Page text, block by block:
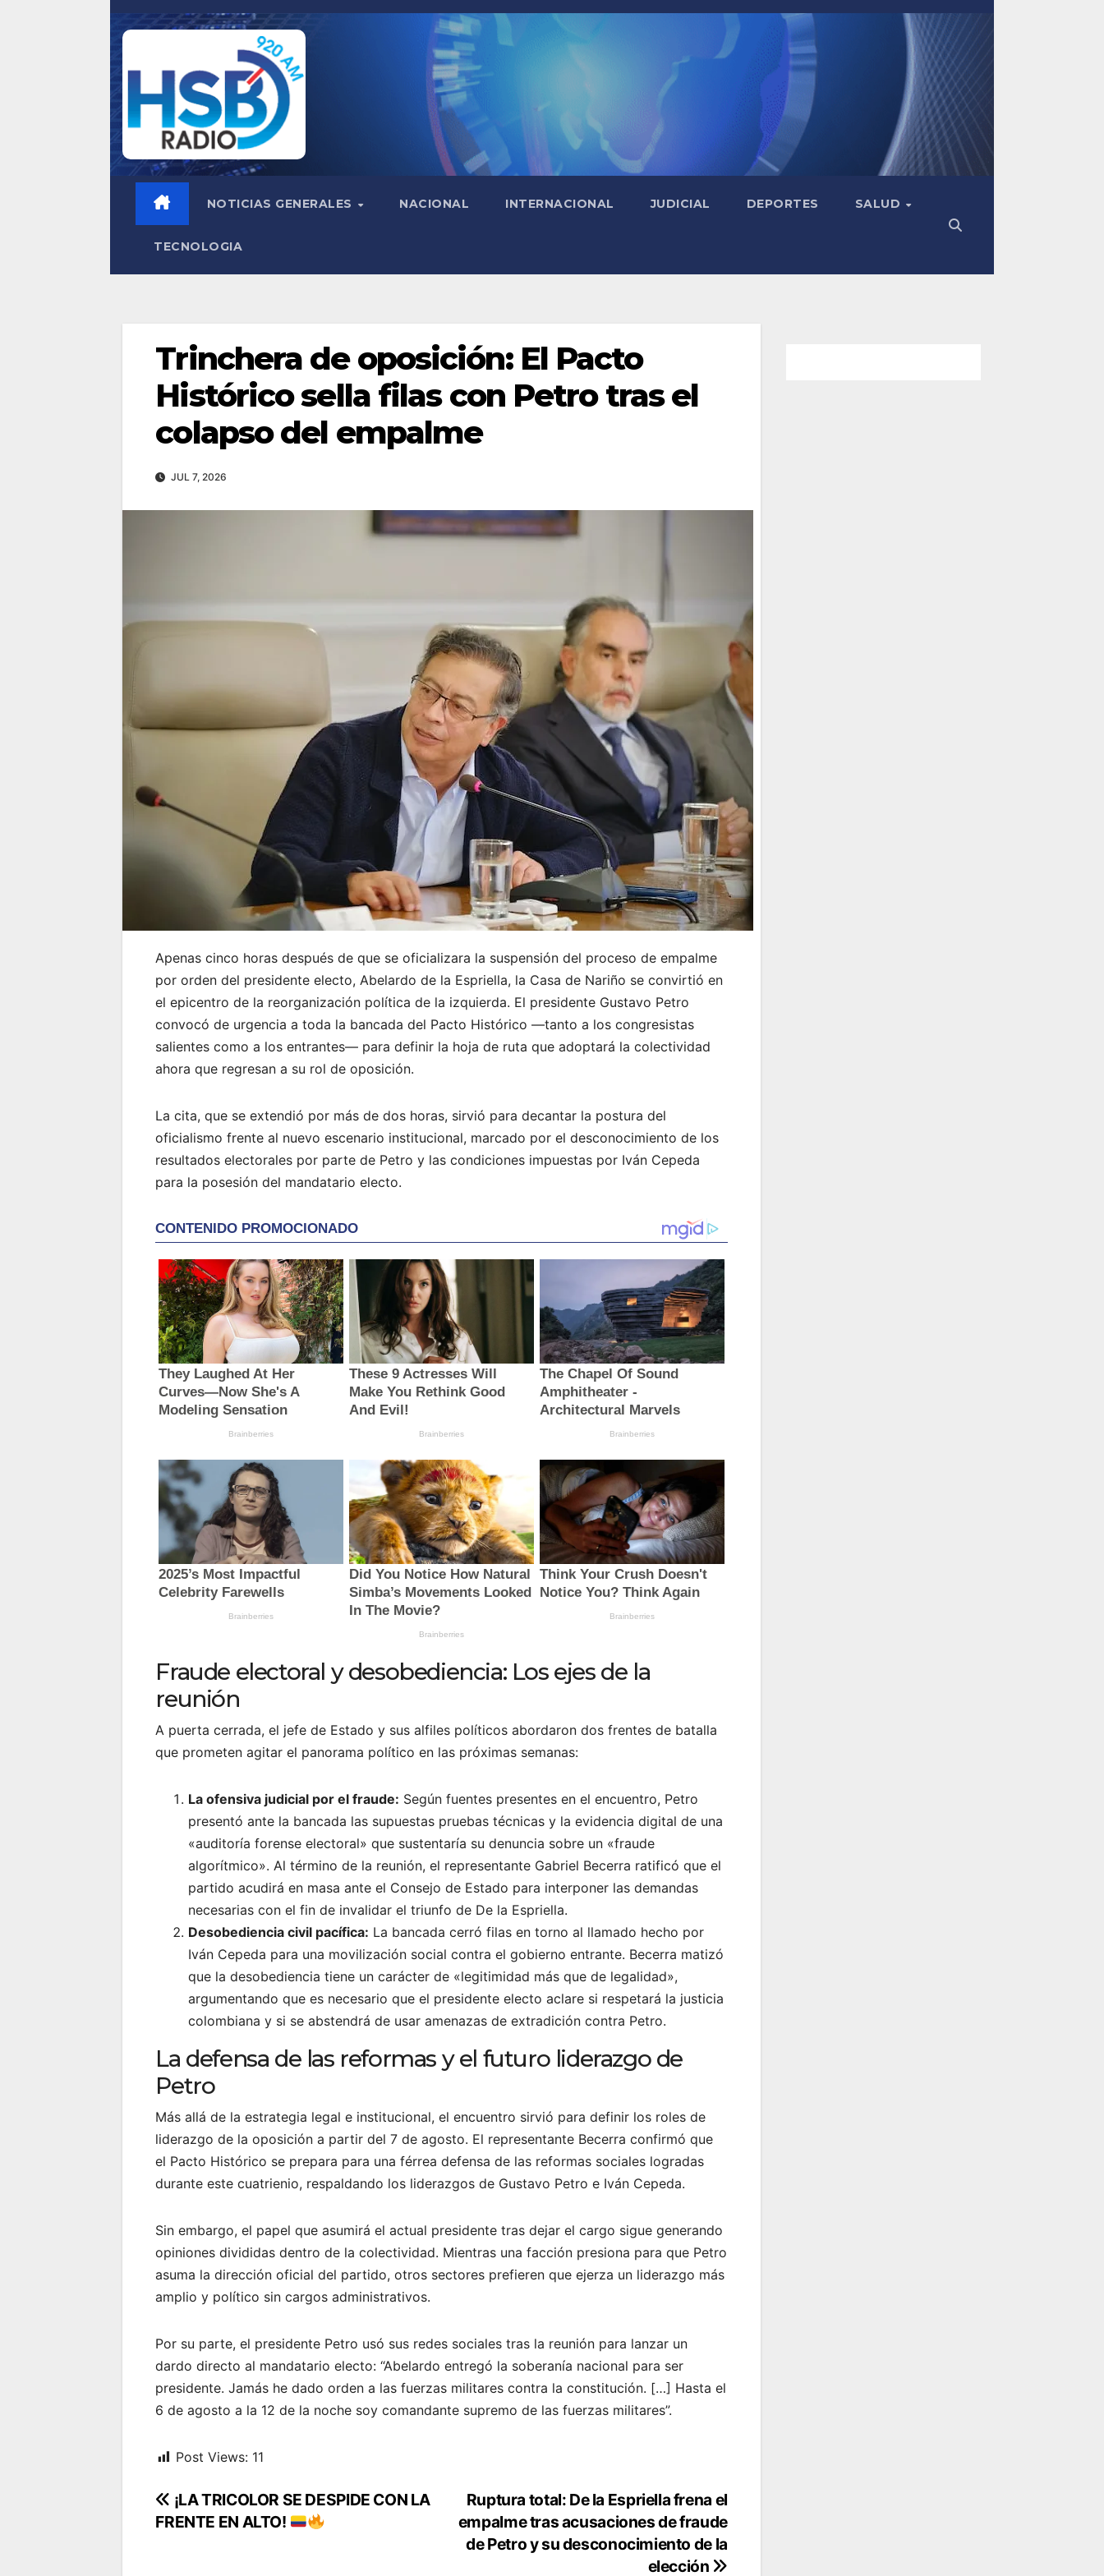
Saltar
contenido
NOTICIAS GENERALES NACIONAL INTERNACIONAL JUDICIAL DEPORTES SALUD
TECNOLOGIA
Trinchera de oposición: El Pacto
Histórico sella filas con Petro tras el
colapso del empalme
JUL 7, 2026
Apenas cinco horas después de que se oficializara la suspensión del proceso de empalme
por orden del presidente electo, Abelardo de la Espriella, la Casa de Nariño se convirtió en
el epicentro de la reorganización política de la izquierda. El presidente Gustavo Petro
convocó de urgencia a toda la bancada del Pacto Histórico —tanto a los congresistas
salientes como a los entrantes— para definir la hoja de ruta que adoptará la colectividad
ahora que regresan a su rol de oposición.
La cita, que se extendió por más de dos horas, sirvió para decantar la postura del
oficialismo frente al nuevo escenario institucional, marcado por el desconocimiento de los
resultados electorales por parte de Petro y las condiciones impuestas por Iván Cepeda
para la posesión del mandatario electo.
Fraude electoral y desobediencia: Los ejes de la
reunión
A puerta cerrada, el jefe de Estado y sus alfiles políticos abordaron dos frentes de batalla
que prometen agitar el panorama político en las próximas semanas:
La ofensiva judicial por el fraude: Según fuentes presentes en el encuentro, Petro
presentó ante la bancada las supuestas pruebas técnicas y la evidencia digital de una
«auditoría forense electoral» que sustentaría su denuncia sobre un «fraude
algorítmico». Al término de la reunión, el representante Gabriel Becerra ratificó que el
partido acudirá en masa ante el Consejo de Estado para interponer las demandas
necesarias con el fin de invalidar el triunfo de De la Espriella.
Desobediencia civil pacífica: La bancada cerró filas en torno al llamado hecho por
Iván Cepeda para una movilización social contra el gobierno entrante. Becerra matizó
que la desobediencia tiene un carácter de «legitimidad más que de legalidad»,
argumentando que es necesario que el presidente electo aclare si respetará la justicia
colombiana y si se abstendrá de usar amenazas de extradición contra Petro.
La defensa de las reformas y el futuro liderazgo de
Petro
Más allá de la estrategia legal e institucional, el encuentro sirvió para definir los roles de
liderazgo de la oposición a partir del 7 de agosto. El representante Becerra confirmó que
el Pacto Histórico se prepara para una férrea defensa de las reformas sociales logradas
durante este cuatrienio, respaldando los liderazgos de Gustavo Petro e Iván Cepeda.
Sin embargo, el papel que asumirá el actual presidente tras dejar el cargo sigue generando
opiniones divididas dentro de la colectividad. Mientras una facción presiona para que Petro
asuma la dirección oficial del partido, otros sectores prefieren que ejerza un liderazgo más
amplio y político sin cargos administrativos.
Por su parte, el presidente Petro usó sus redes sociales tras la reunión para lanzar un
dardo directo al mandatario electo: “Abelardo entregó la soberanía nacional para ser
presidente. Jamás he dado orden a las fuerzas militares contra la constitución. […] Hasta el
6 de agosto a la 12 de la noche soy comandante supremo de las fuerzas militares”.
Post Views: 11
Navegación
de
Ruptura total: De la Espriella frena el
empalme tras acusaciones de fraude
de Petro y su desconocimiento de la
elección
¡LA TRICOLOR SE DESPIDE CON LA
FRENTE EN ALTO!